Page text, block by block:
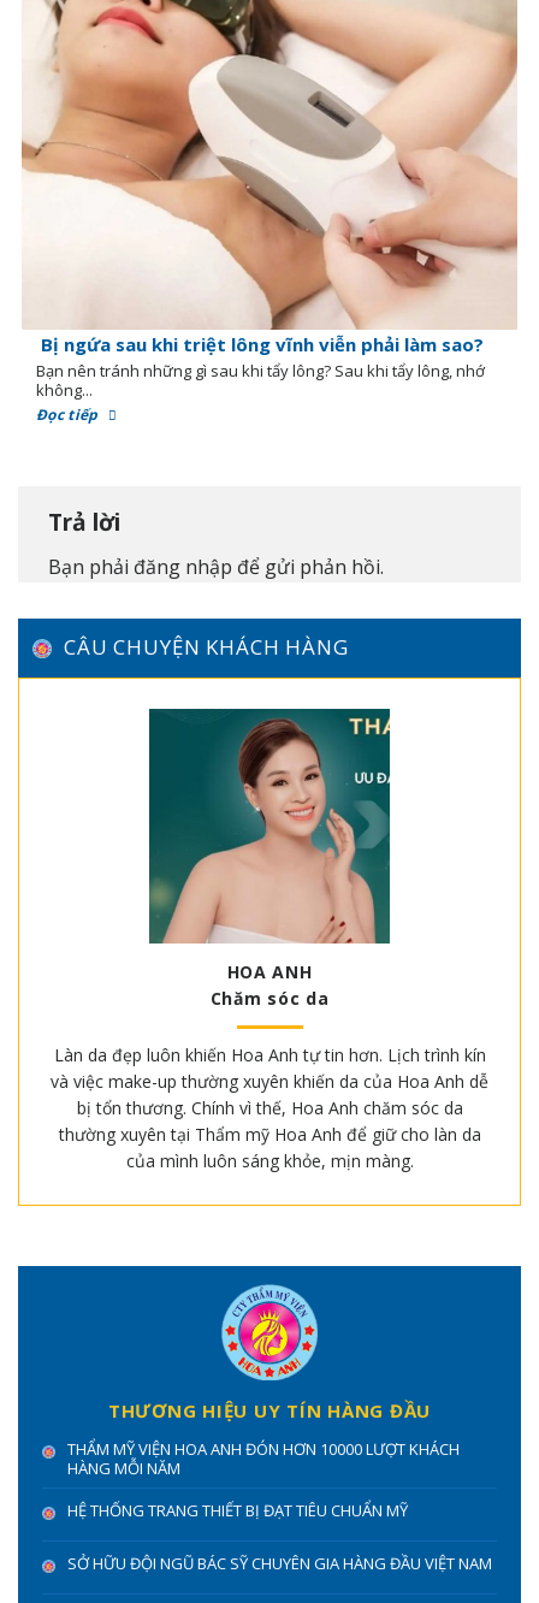
Bị ngứa sau khi triệt lông vĩnh viễn phải làm sao?
Bạn nên tránh những gì sau khi tẩy lông? Sau khi tẩy lông, nhớ
không...
Đọc tiếp
Trả lời
Bạn phải đăng nhập để gửi phản hồi.
CÂU CHUYỆN KHÁCH HÀNG
HOA ANH
Chăm sóc da
Làn da đẹp luôn khiến Hoa Anh tự tin hơn. Lịch trình kín
và việc make-up thường xuyên khiến da của Hoa Anh dễ
bị tổn thương. Chính vì thế, Hoa Anh chăm sóc da
thường xuyên tại Thẩm mỹ Hoa Anh để giữ cho làn da
của mình luôn sáng khỏe, mịn màng.
THƯƠNG HIỆU UY TÍN HÀNG ĐẦU
THẨM MỸ VIỆN HOA ANH ĐÓN HƠN 10000 LƯỢT KHÁCH
HÀNG MỖI NĂM
HỆ THỐNG TRANG THIẾT BỊ ĐẠT TIÊU CHUẨN MỸ
SỞ HỮU ĐỘI NGŨ BÁC SỸ CHUYÊN GIA HÀNG ĐẦU VIỆT NAM